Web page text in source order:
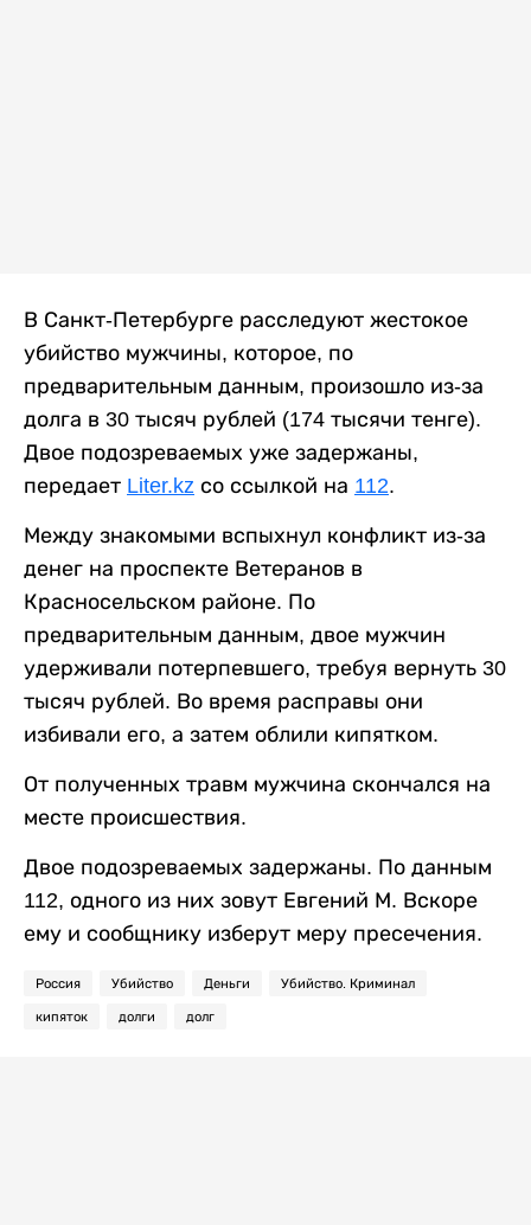
В Санкт-Петербурге расследуют жестокое
убийство мужчины, которое, по
предварительным данным, произошло из-за
долга в 30 тысяч рублей (174 тысячи тенге).
Двое подозреваемых уже задержаны,
передает Liter.kz со ссылкой на 112.
Между знакомыми вспыхнул конфликт из-за
денег на проспекте Ветеранов в
Красносельском районе. По
предварительным данным, двое мужчин
удерживали потерпевшего, требуя вернуть 30
тысяч рублей. Во время расправы они
избивали его, а затем облили кипятком.
От полученных травм мужчина скончался на
месте происшествия.
Двое подозреваемых задержаны. По данным
112, одного из них зовут Евгений М. Вскоре
ему и сообщнику изберут меру пресечения.
Россия Убийство Деньги Убийство. Криминал
кипяток долги долг